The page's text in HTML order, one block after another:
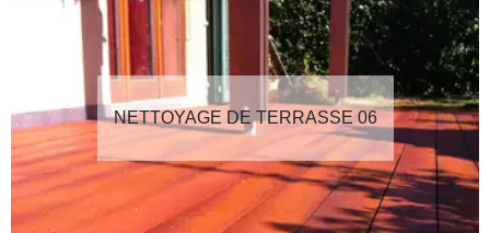
NETTOYAGE DE TERRASSE 06